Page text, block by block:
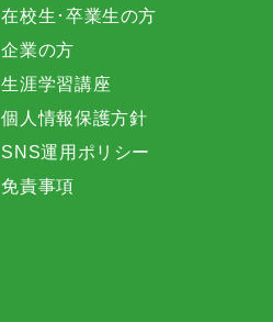
在校生･卒業生の方
企業の方
生涯学習講座
個人情報保護方針
SNS運用ポリシー
免責事項